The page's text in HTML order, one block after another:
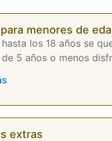
menores de
hasta los 18 años se
5 años o menos
extras